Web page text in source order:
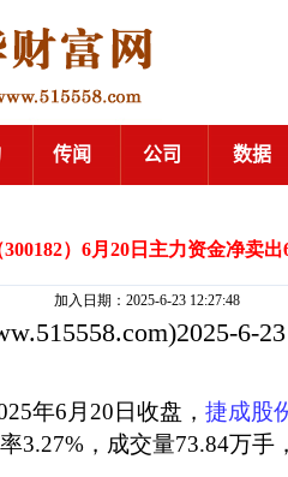
）6月20日主力资金净卖出
加入日期：2025-6-23 12:27:48
6-
年6月20日收盘， 捷成股
3.27%，成交量73.84万手